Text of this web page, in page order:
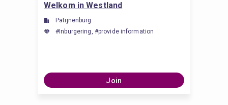
Welkom in Westland
Patijnenburg
#Inburgering, #provide information
Join